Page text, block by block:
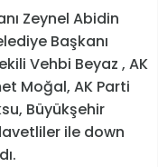
Zeynel Abidin
Başkanı
Vehbi Beyaz , AK
Moğal, AK Parti
Büyükşehir
ile down